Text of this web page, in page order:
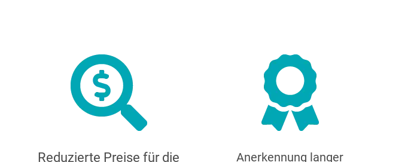
Reduzierte Preise für die
Anerkennung langer